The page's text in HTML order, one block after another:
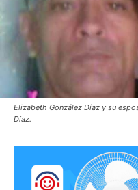
Elizabeth González Díaz y su
Díaz.